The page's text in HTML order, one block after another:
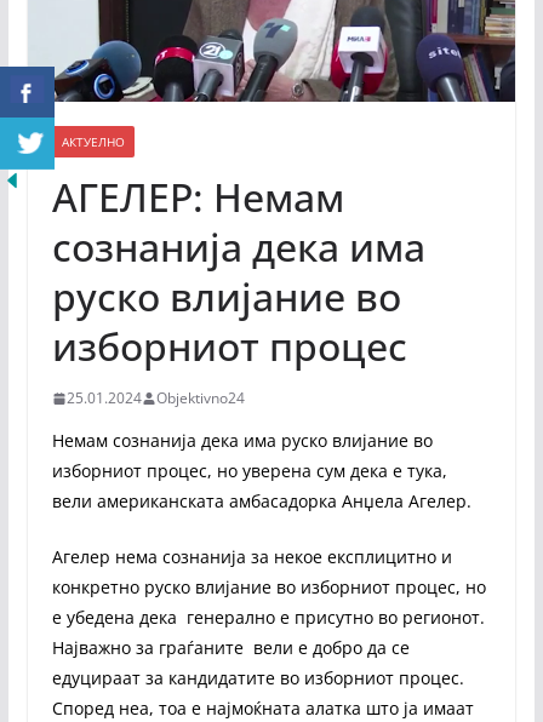
АКТУЕЛНО
АГЕЛЕР: Немам
сознанија дека има
руско влијание во
изборниот процес
25.01.2024 Objektivno24
Немам сознанија дека има руско влијание во
изборниот процес, но уверена сум дека е тука,
вели американската амбасадорка Анџела Агелер.
Агелер нема сознанија за некое експлицитно и
конкретно руско влијание во изборниот процес, но
е убедена дека генерално е присутно во регионот.
Најважно за граѓаните вели е добро да се
едуцираат за кандидатите во изборниот процес.
Според неа, тоа е најмоќната алатка што ја имаат